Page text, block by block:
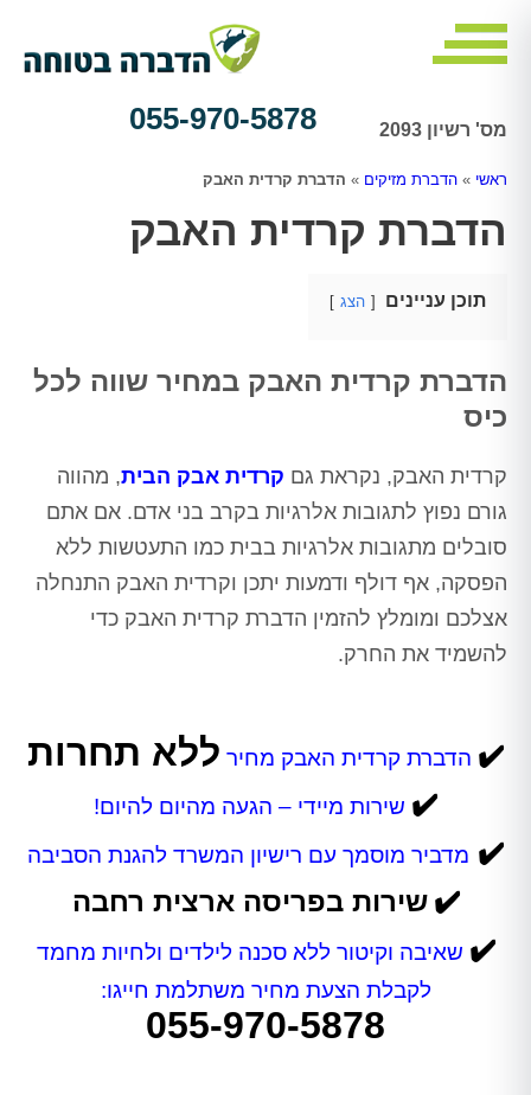
מס' רשיון 2093 055-970-5878
ראשי » הדברת מזיקים » הדברת קרדית האבק
הדברת קרדית האבק
תוכן עניינים הצג
הדברת קרדית האבק במחיר שווה לכל
כיס
קרדית האבק, נקראת גם קרדית אבק הבית, מהווה
גורם נפוץ לתגובות אלרגיות בקרב בני אדם. אם אתם
סובלים מתגובות אלרגיות בבית כמו התעטשות ללא
הפסקה, אף דולף ודמעות יתכן וקרדית האבק התנחלה
אצלכם ומומלץ להזמין הדברת קרדית האבק כדי
להשמיד את החרק.
✔️ הדברת קרדית האבק מחיר ללא תחרות
✔️ שירות מיידי – הגעה מהיום להיום!
✔️ מדביר מוסמך עם רישיון המשרד להגנת הסביבה
✔️ שירות בפריסה ארצית רחבה
✔️ שאיבה וקיטור ללא סכנה לילדים ולחיות מחמד
לקבלת הצעת מחיר משתלמת חייגו:
055-970-5878